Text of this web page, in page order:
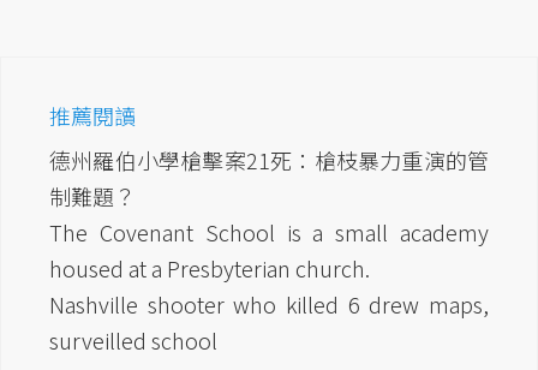
推薦閱讀
德州羅伯小學槍擊案21死：槍枝暴力重演的管
制難題？
The Covenant School is a small academy
housed at a Presbyterian church.
Nashville shooter who killed 6 drew maps,
surveilled school